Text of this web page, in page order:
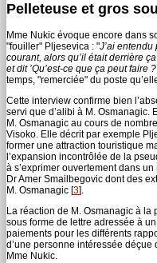
Pelleteuse et gros
Mme Nukic évoque encore dans
"fouiller" Pljesevica : "J’ai entendu
courant, alors qu’il était derrière
et dit ’Qu’est-ce que ça peut faire
temps, "remerciée" du poste
Cette interview confirme bien
servi que d’alibi à M.
M. Osmanagic au cours de
Visoko. Elle décrit par exemple
former une attraction touristique
l’expansion incontrôlée de la
à s’exprimer ouvertement dans
Dr Amer Smailbegovic dont des
M. Osmanagic [3].
La réaction de M. Osmanagic à
sous forme de lettre adressée à
paiements pour les différents
d’une personne intéressée
Mme Nukic.